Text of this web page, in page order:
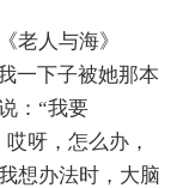
老人与海》
一下子被她那本
：“我要
呀，怎么办，
想办法时，大脑